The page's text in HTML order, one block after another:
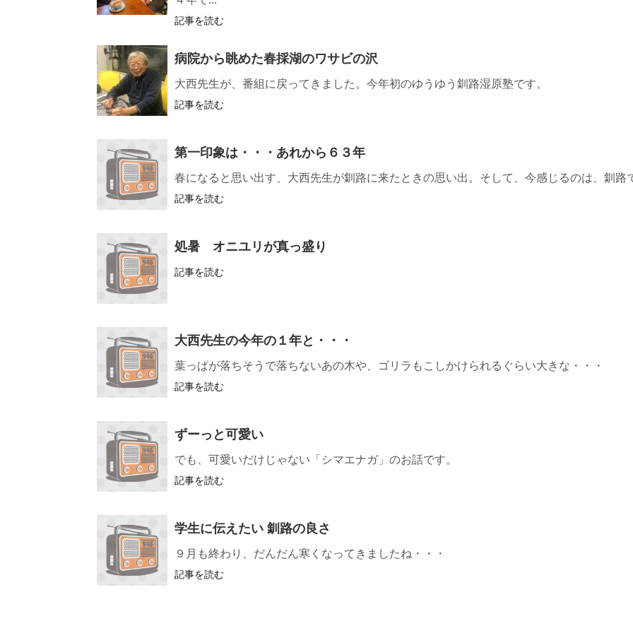
記事を読む
病院から眺めた春採湖のワサビの沢
大西先生が、番組に戻ってきました。今年初のゆうゆう釧路湿原塾です。
記事を読む
第一印象は・・・あれから６３年
春になると思い出す、大西先生が釧路に来たときの思い出。そして、今感じるのは、釧路
記事を読む
処暑 オニユリが真っ盛り
記事を読む
大西先生の今年の１年と・・・
葉っぱが落ちそうで落ちないあの木や、ゴリラもこしかけられるぐらい大きな・・・
記事を読む
ずーっと可愛い
でも、可愛いだけじゃない「シマエナガ」のお話です。
記事を読む
学生に伝えたい 釧路の良さ
９月も終わり、だんだん寒くなってきましたね・・・
記事を読む